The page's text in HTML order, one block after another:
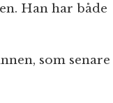
Han har både
som senare